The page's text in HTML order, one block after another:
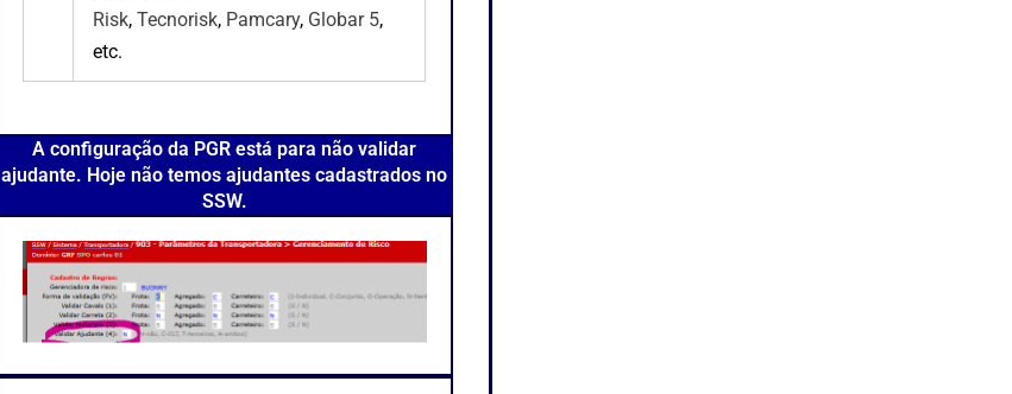
Risk,Tecnorisk, Pamcary, Globar 5,
etc.
A configuração da PGR está para não validar
ajudante. Hoje não temos ajudantes cadastrados no
SSW.